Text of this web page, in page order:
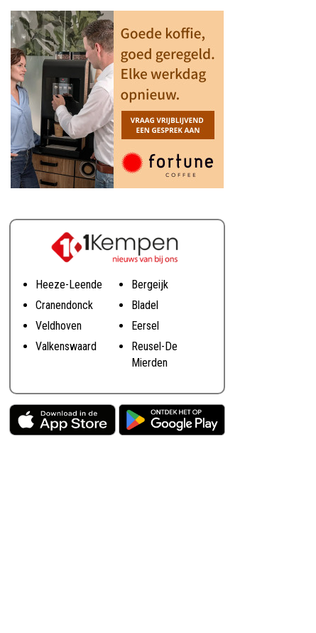
Heeze-Leende
Cranendonck
Veldhoven
Valkenswaard
Bergeijk
Bladel
Eersel
Reusel-De
Mierden